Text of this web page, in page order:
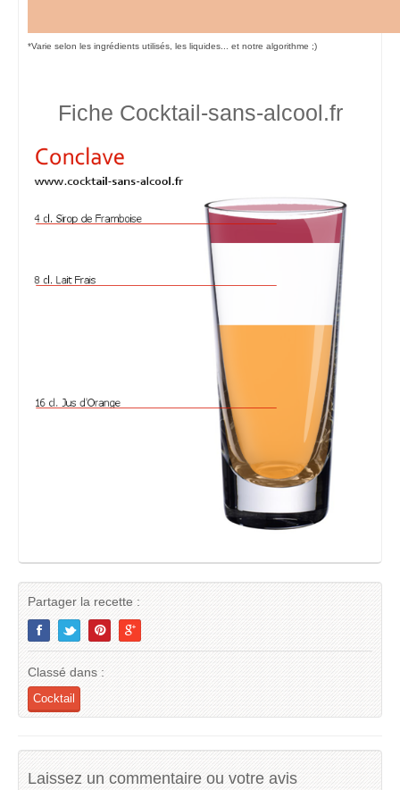
*Varie selon les ingrédients utilisés, les liquides... et notre algorithme ;)
Fiche Cocktail-sans-alcool.fr
Partager la recette :
Classé dans :
Cocktail
Laissez un commentaire ou votre avis